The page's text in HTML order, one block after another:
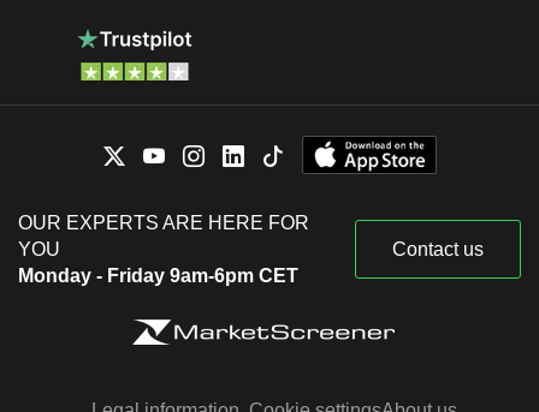
OUR EXPERTS ARE HERE FOR
YOU
Monday - Friday 9am-6pm CET
Contact us